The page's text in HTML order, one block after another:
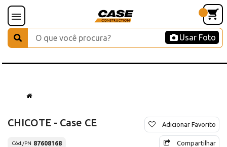
Usar Foto
CHICOTE - Case CE
Cód./PN 87608168
Adicionar Favorito
Compartilhar